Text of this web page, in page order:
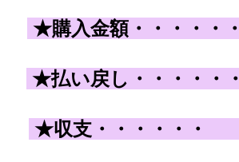
★購入金額・・・・・・
★払い戻し ・・・・・・
★収支 ・・・・・・